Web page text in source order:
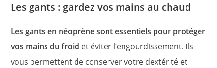
Les gants : gardez vos mains au chaud
Les gants en néoprène sont essentiels pour protéger
vos mains du froid et éviter l’engourdissement. Ils
vous permettent de conserver votre dextérité et